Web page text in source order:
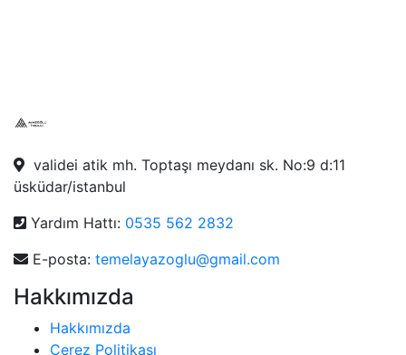
validei atik mh. Toptaşı meydanı sk. No:9 d:11
üsküdar/istanbul
Yardım Hattı: 0535 562 2832
E-posta: temelayazoglu@gmail.com
Hakkımızda
Hakkımızda
Çerez Politikası